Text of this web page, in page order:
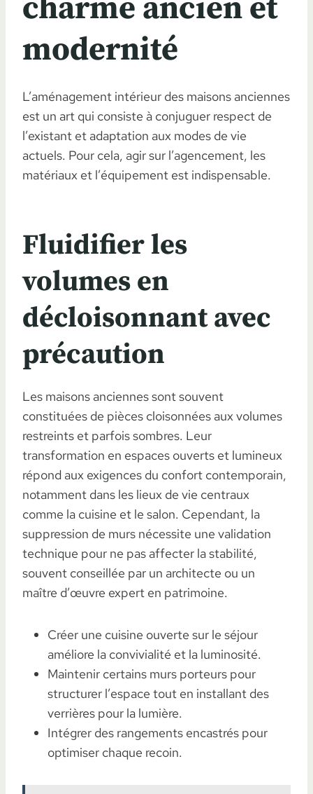
charme ancien et
modernité
L’aménagement intérieur des maisons anciennes
est un art qui consiste à conjuguer respect de
l’existant et adaptation aux modes de vie
actuels. Pour cela, agir sur l’agencement, les
matériaux et l’équipement est indispensable.
Fluidifier les
volumes en
décloisonnant avec
précaution
Les maisons anciennes sont souvent
constituées de pièces cloisonnées aux volumes
restreints et parfois sombres. Leur
transformation en espaces ouverts et lumineux
répond aux exigences du confort contemporain,
notamment dans les lieux de vie centraux
comme la cuisine et le salon. Cependant, la
suppression de murs nécessite une validation
technique pour ne pas affecter la stabilité,
souvent conseillée par un architecte ou un
maître d’œuvre expert en patrimoine.
Créer une cuisine ouverte sur le séjour
améliore la convivialité et la luminosité.
Maintenir certains murs porteurs pour
structurer l’espace tout en installant des
verrières pour la lumière.
Intégrer des rangements encastrés pour
optimiser chaque recoin.